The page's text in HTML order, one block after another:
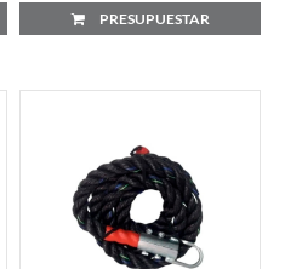
PRESUPUESTAR